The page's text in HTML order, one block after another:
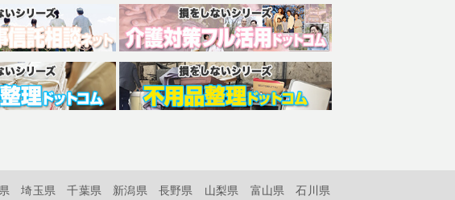
埼玉県 千葉県 新潟県 長野県 山梨県 富山県
石川県